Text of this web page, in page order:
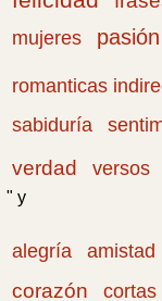
mujeres
pasión
romanticas
sabiduría
verdad
versos
" y
alegría amistad
corazón
cortas